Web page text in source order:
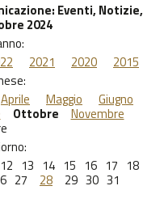
: Eventi, Notizie,
2024
2021 2020
2015
Aprile Maggio Giugno
Ottobre Novembre
12 13 14 15 16 17 18
27 28 29 30 31